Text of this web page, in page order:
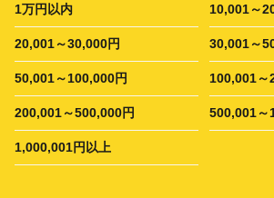
1万円以内 10,001～
20,001～30,000円 30,001～
50,001～100,000円 100,001～
200,001～500,000円 500,001～
1,000,001円以上